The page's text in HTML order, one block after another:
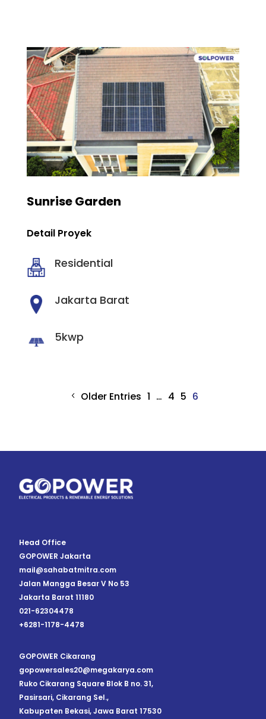
Sunrise Garden
Detail Proyek
Residential
Jakarta Barat
5kwp
Older Entries 1 … 4 5 6
Head Office
GOPOWER Jakarta
mail@sahabatmitra.com
Jalan Mangga Besar V No 53
Jakarta Barat 11180
021-62304478
+6281-1178-4478
GOPOWER Cikarang
gopowersales20@megakarya.com
Ruko Cikarang Square Blok B no. 31,
Pasirsari, Cikarang Sel.,
Kabupaten Bekasi, Jawa Barat 17530